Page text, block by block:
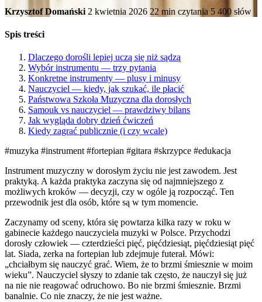
Krzysztof Domański 2 kwietnia 2026 22 min czytania 5 400 słów
Spis treści
Dlaczego dorośli lepiej uczą się niż sądzą
Wybór instrumentu — trzy pytania
Konkretne instrumenty — plusy i minusy
Nauczyciel — kiedy, jak szukać, ile płacić
Państwowa Szkoła Muzyczna dla dorosłych
Samouk vs nauczyciel — prawdziwy bilans
Jak wygląda dobry dzień ćwiczeń
Kiedy zagrać publicznie (i czy wcale)
#muzyka #instrument #fortepian #gitara #skrzypce #edukacja
Instrument muzyczny w dorosłym życiu nie jest zawodem. Jest
praktyką. A każda praktyka zaczyna się od najmniejszego z
możliwych kroków — decyzji, czy w ogóle ją rozpocząć. Ten
przewodnik jest dla osób, które są w tym momencie.
Zaczynamy od sceny, która się powtarza kilka razy w roku w
gabinecie każdego nauczyciela muzyki w Polsce. Przychodzi
dorosły człowiek — czterdzieści pięć, pięćdziesiąt, pięćdziesiąt pięć
lat. Siada, zerka na fortepian lub zdejmuje futerał. Mówi:
„chciałbym się nauczyć grać. Wiem, że to brzmi śmiesznie w moim
wieku”. Nauczyciel słyszy to zdanie tak często, że nauczył się już
na nie nie reagować odruchowo. Bo nie brzmi śmiesznie. Brzmi
banalnie. Co nie znaczy, że nie jest ważne.